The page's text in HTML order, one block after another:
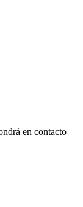
en contacto